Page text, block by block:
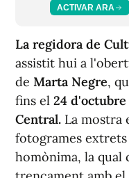
ACTIVAR ARA
La regidora de
assistit hui a
de Marta Negre,
fins el 24 d'octubre
Central. La mostra
fotogrames
homònima, la qual